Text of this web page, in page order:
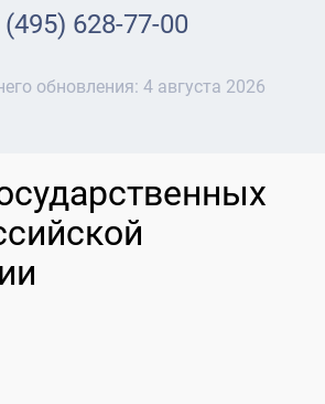
(495) 628-77-00
обновления: 4 августа 2026